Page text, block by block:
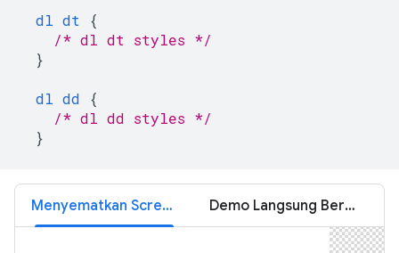
dl dt
{
/* dl dt styles */
}
dl dd
{
/* dl dd styles */
}
Menyematkan Screencast Demo Langsung Bersarang